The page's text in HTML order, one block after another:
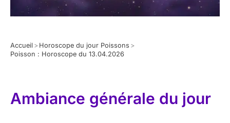
Accueil > Horoscope du jour Poissons >
Poisson : Horoscope du 13.04.2026
Ambiance générale du jour